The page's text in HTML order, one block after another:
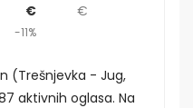
€
-11%
€
(Trešnjevka - Jug,
aktivnih oglasa. Na